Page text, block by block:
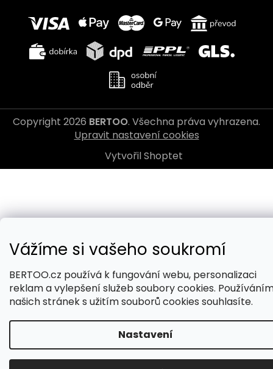
Vážíme si vašeho soukromí
BERTOO.cz používá k fungování webu, personalizaci
reklam a vylepšení služeb soubory cookies.
našich stránek s užitím souborů cookies souhlasíte.
Nastavení
Vytvořil Shoptet
Copyright 2026 BERTOO. Všechna práva vyhrazena.
Upravit nastavení cookies